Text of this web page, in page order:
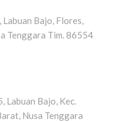
Labuan Bajo, Flores,
Tenggara Tim. 86554
Labuan Bajo, Kec.
Nusa Tenggara